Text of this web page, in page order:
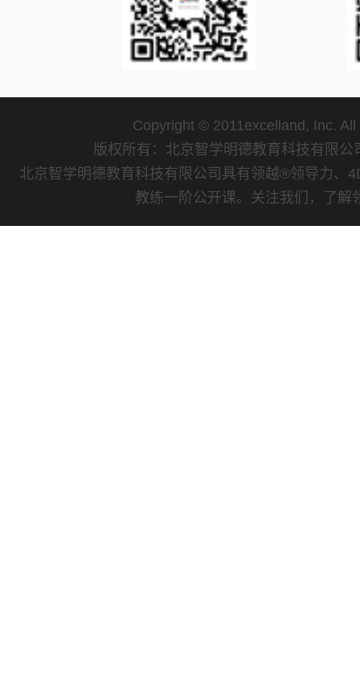
Copyright © 2011excelland, Inc.
版权所有：北京智学明德教育科技有限
北京智学明德教育科技有限公司具有领越®领导力、
教练一阶公开课。关注我们，了解